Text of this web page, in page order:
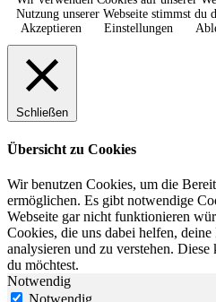
Nutzung unserer Webseite stimmst du
Akzeptieren
Einstellungen
Schließen
Übersicht zu Cookies
Wir benutzen Cookies, um die
ermöglichen. Es gibt notwendige
Webseite gar nicht funktionieren
Cookies, die uns dabei helfen,
analysieren und zu verstehen.
du möchtest.
Notwendig
Notwendig